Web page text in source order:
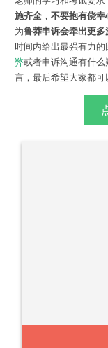
施齐全，不要抱有侥幸
为鲁莽申诉会牵出更多
时间内给出最强有力
弊或者申诉沟通有什
言，最后希望大家都可